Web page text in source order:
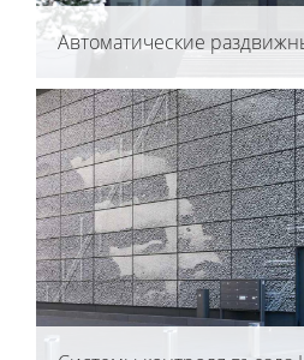
Автоматические